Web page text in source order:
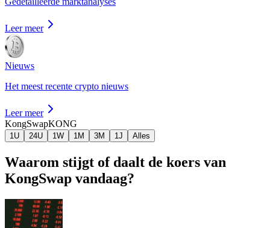
Leer meer
Nieuws
Het meest recente crypto nieuws
Leer meer
KongSwapKONG
1U 24U 1W 1M 3M 1J Alles
Waarom stijgt of daalt de koers van
KongSwap vandaag?